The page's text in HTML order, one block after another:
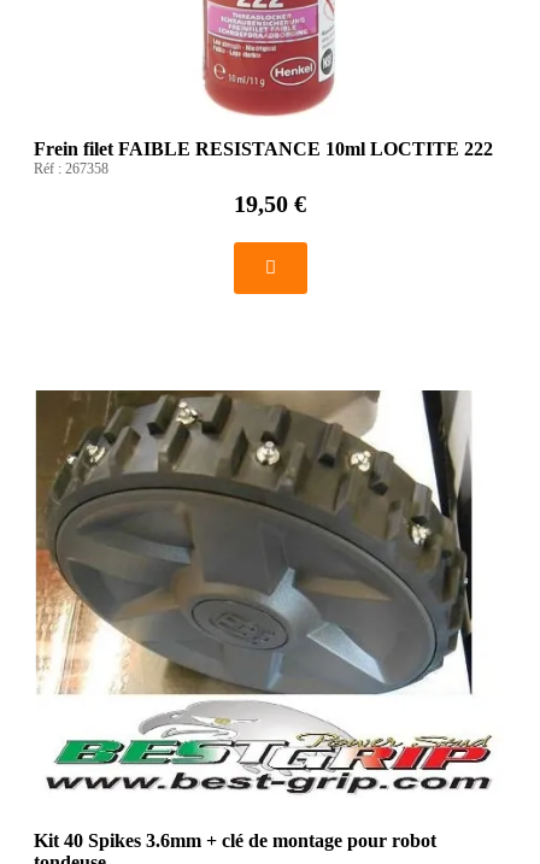
Frein filet FAIBLE RESISTANCE 10ml LOCTITE 222
Réf : 267358
19,50 €
Kit 40 Spikes 3.6mm + clé de montage pour robot